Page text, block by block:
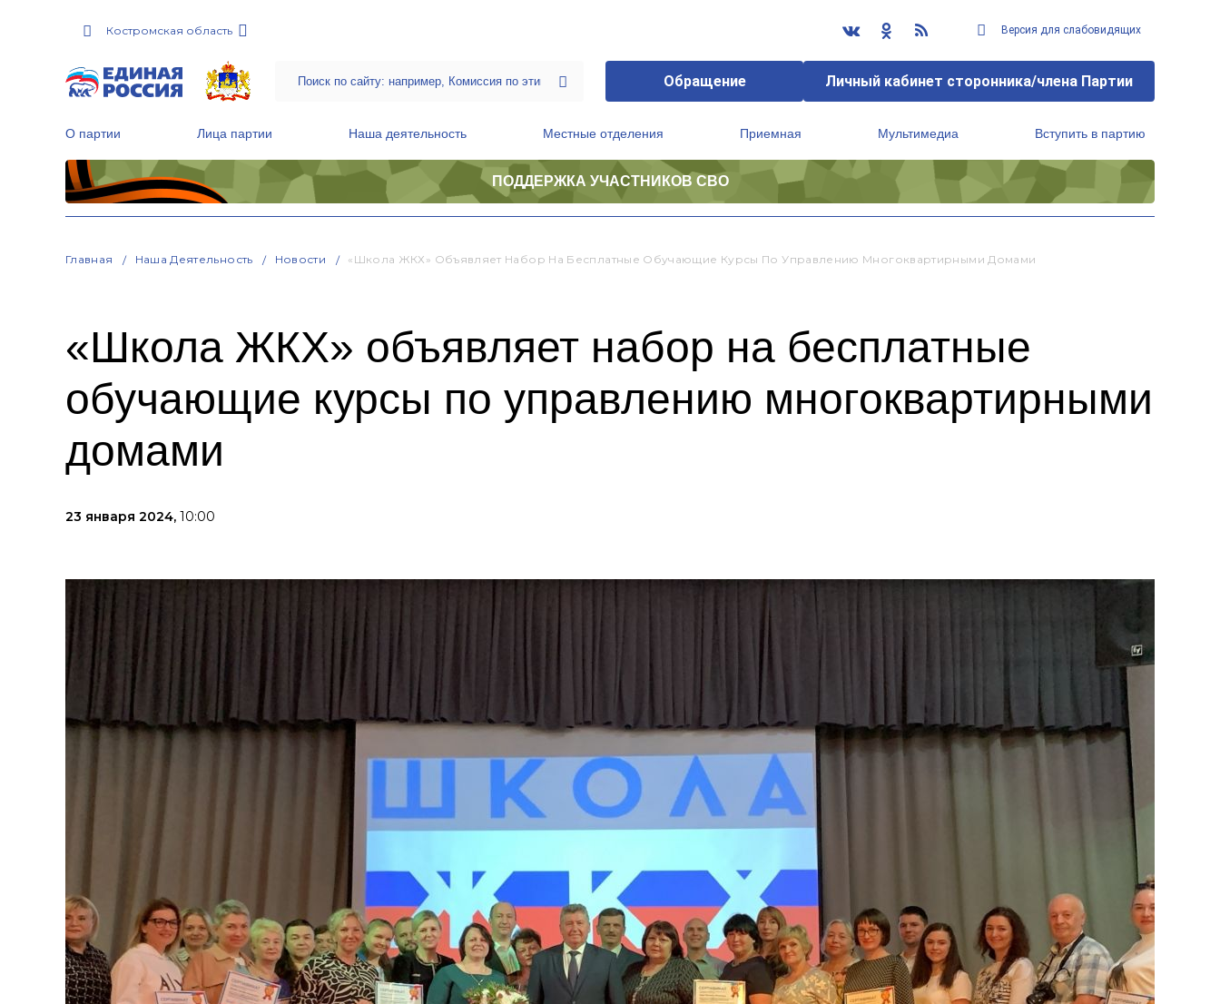
Костромская область Версия для слабовидящих
Обращение Личный кабинет сторонника/члена Партии
О партии Лица партии Наша деятельность Местные отделения Приемная Мультимедиа Вступить в партию
ПОДДЕРЖКА УЧАСТНИКОВ СВО
Главная Наша Деятельность Новости «Школа ЖКХ» Объявляет Набор На Бесплатные Обучающие Курсы По Управлению Многоквартирными Домами
«Школа ЖКХ» объявляет набор на бесплатные
обучающие курсы по управлению многоквартирными
домами
23 января 2024, 10:00